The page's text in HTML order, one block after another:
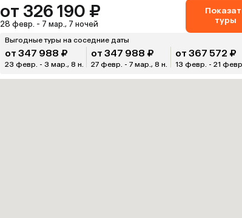
от 326 190 ₽
28 февр. - 7 мар., 7 ночей
туры
Выгодные туры на соседние даты
от 347 988 ₽
23 февр. - 3 мар., 8 н.
от 347 988 ₽
27 февр. - 7 мар., 8 н.
от 367 572 ₽
13 февр. - 21